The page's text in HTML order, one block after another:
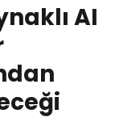
AI